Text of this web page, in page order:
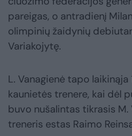
pareigas, o antradienį
olimpinių žaidynių
Variakojytę.
L. Vanagienė tapo
kaunietės trenere, kai dėl
buvo nušalintas tikrasis M.
treneris estas Raimo